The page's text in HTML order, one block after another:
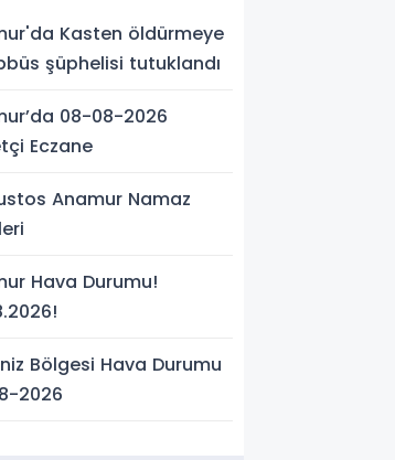
Kasten öldürmeye
şüphelisi tutuklandı
08-08-2026
Eczane
Anamur Namaz
Hava Durumu!
Bölgesi Hava Durumu
2026